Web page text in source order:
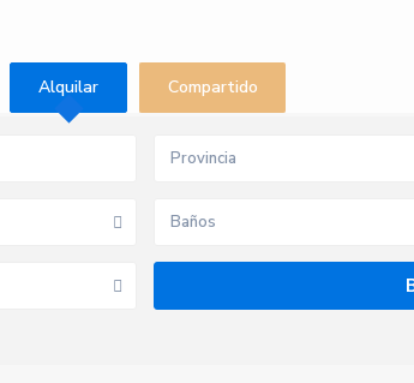
Alquilar Compartido
Provincia
Baños